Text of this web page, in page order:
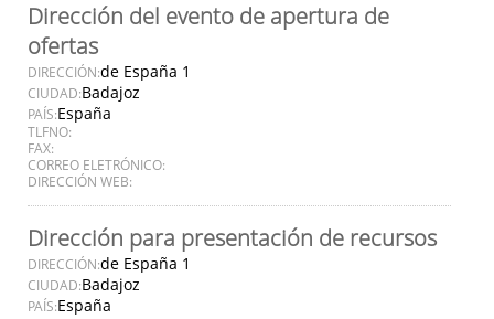
Dirección del evento de apertura de
ofertas
DIRECCIÓN:de España 1
CIUDAD:Badajoz
PAÍS:España
TLFNO:
FAX:
CORREO ELETRÓNICO:
DIRECCIÓN WEB:
Dirección para presentación de recursos
DIRECCIÓN:de España 1
CIUDAD:Badajoz
PAÍS:España